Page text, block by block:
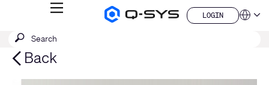
Q-
MENU
LOGIN
LOGIN
QSYS.com (English)
India (English)
Deutsch
Español
Submit
SEARCH
Back